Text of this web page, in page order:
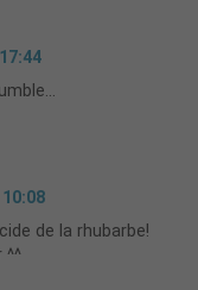
de la rhubarbe!
^^